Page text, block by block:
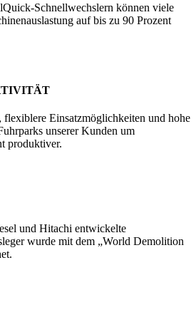
Schnellwechslern können viele
auf bis zu 90 Prozent
flexiblere Einsatzmöglichkeiten und hohe
unserer Kunden um
produktiver.
und Hitachi entwickelte
wurde mit dem „World Demolition